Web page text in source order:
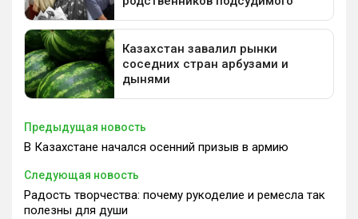
Предыдущая новость
В Казахстане начался осенний призыв в армию
Следующая новость
Радость творчества: почему рукоделие и ремесла так
полезны для души